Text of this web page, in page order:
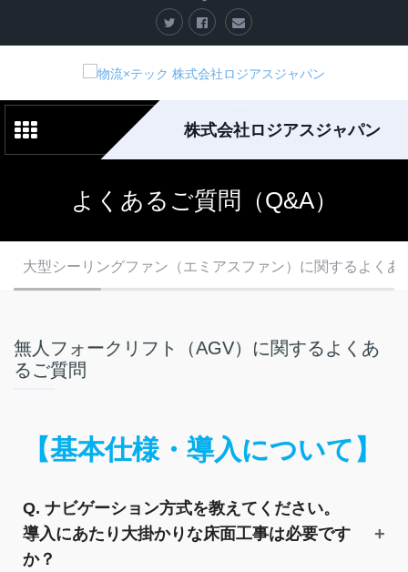
株式会社ロジアスジャパン
よくあるご質問（Q&A）
大型シーリングファン（エミアスファン）に関するよくあ
無人フォークリフト（AGV）に関するよくあ
るご質問
【基本仕様・導入について】
Q. ナビゲーション方式を教えてください。
導入にあたり大掛かりな床面工事は必要です
か？